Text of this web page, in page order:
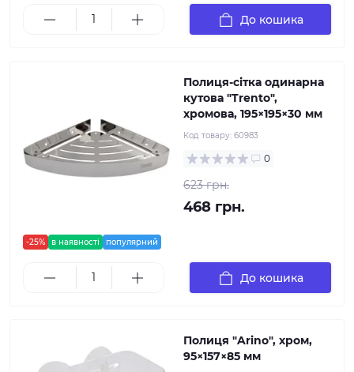
До кошика
-25% в наявності популярний
Полиця-сітка одинарна
кутова "Trento",
хромова, 195×195×30 мм
Код товару: 60983
0
623 грн.
468 грн.
До кошика
Полиця "Arino", хром,
95×157×85 мм